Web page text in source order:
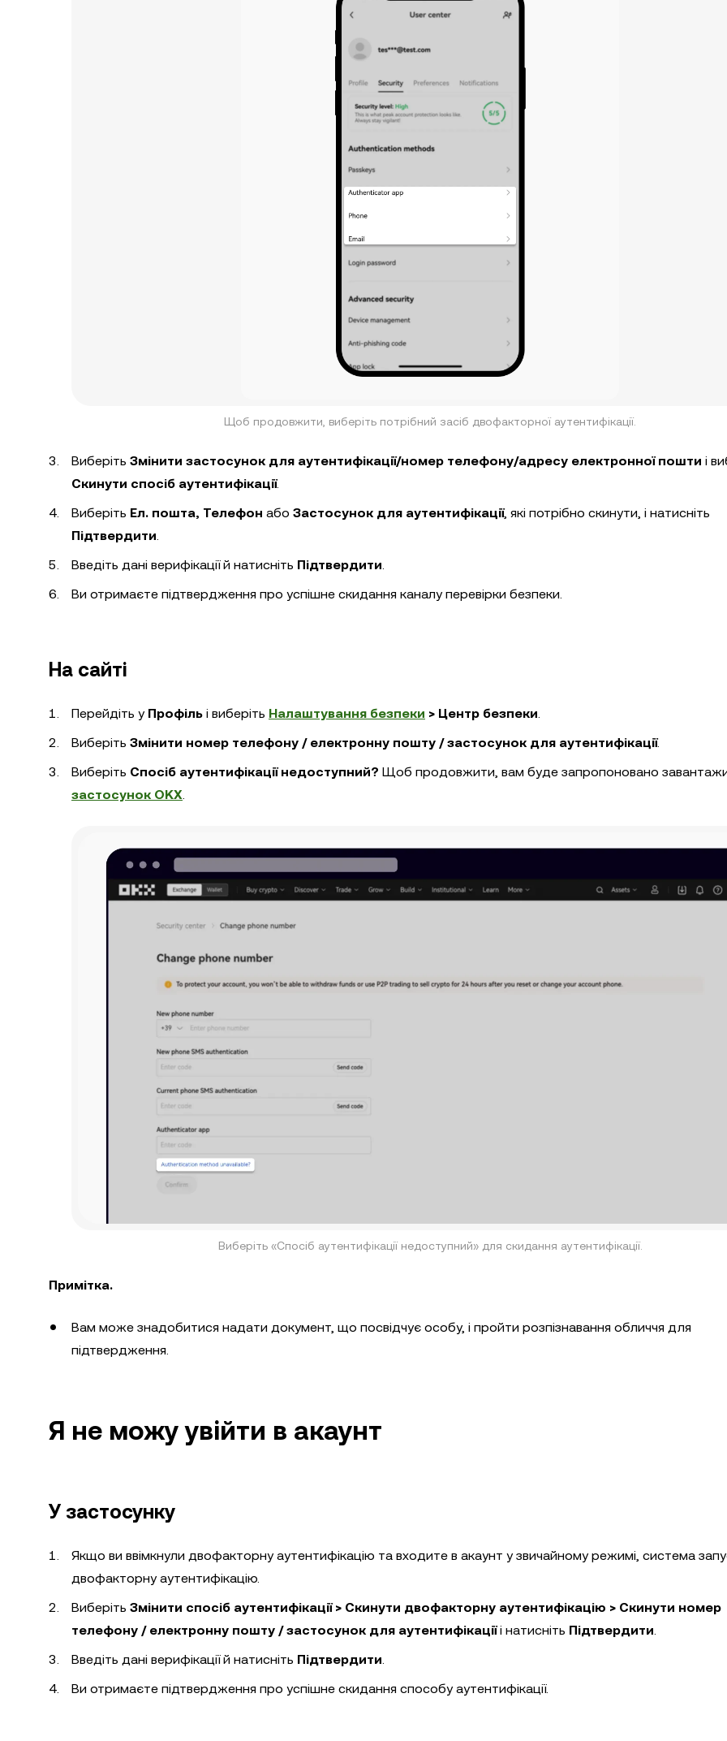
Щоб продовжити, виберіть потрібний засіб двофакторної аутентифікації.
Виберіть Змінити застосунок для аутентифікації/номер телефону/адресу електронної пошти і
Скинути спосіб аутентифікації.
Виберіть Ел. пошта, Телефон або Застосунок для аутентифікації, які потрібно скинути, і натисніть
Підтвердити.
Введіть дані верифікації й натисніть Підтвердити.
Ви отримаєте підтвердження про успішне скидання каналу перевірки безпеки.
На сайті
Перейдіть у Профіль і виберіть Налаштування безпеки > Центр безпеки.
Виберіть Змінити номер телефону / електронну пошту / застосунок для аутентифікації.
Виберіть Спосіб аутентифікації недоступний? Щоб продовжити, вам буде запропоновано
застосунок OKX.
Виберіть «Спосіб аутентифікації недоступний» для скидання аутентифікації.
Примітка.
Вам може знадобитися надати документ, що посвідчує особу, і пройти розпізнавання обличчя для
підтвердження.
Я не можу увійти в акаунт
У застосунку
Якщо ви ввімкнули двофакторну аутентифікацію та входите в акаунт у звичайному режимі, система
двофакторну аутентифікацію.
Виберіть Змінити спосіб аутентифікації > Скинути двофакторну аутентифікацію > Скинути номер
телефону / електронну пошту / застосунок для аутентифікаціїі натисніть Підтвердити.
Введіть дані верифікації й натисніть Підтвердити.
Ви отримаєте підтвердження про успішне скидання способу аутентифікації.